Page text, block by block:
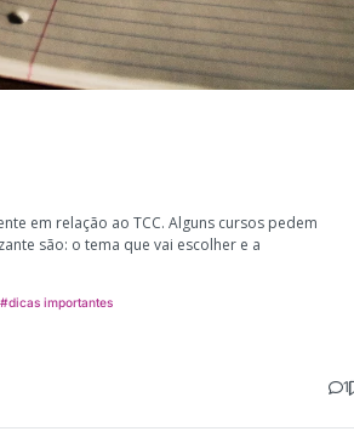
em relação ao TCC. Alguns cursos pedem
são: o tema que vai escolher e a
#dicas importantes
1